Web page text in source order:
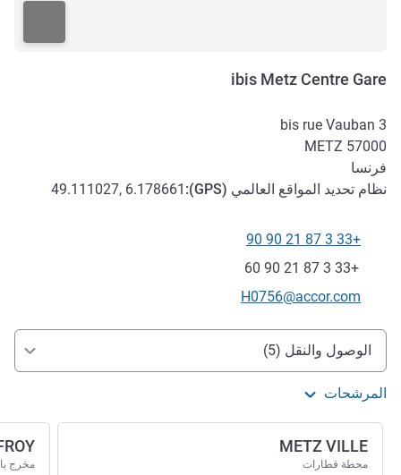
ibis Metz Centre Gare
3 bis rue Vauban
57000
METZ
فرنسا
نظام تحديد المواقع العالمي (GPS
):
49.111027, 6.178661
الهاتف
+33 3 87 21 90 90
فاكس
+33 3 87 21 90 60
تواصل معنا عبر البريد الإلكتروني
H0756@accor.com
الوصول والتنقل
الوصول والنقل (5)
المرشحات
METZ VILLE
محطة قطارات مخرج